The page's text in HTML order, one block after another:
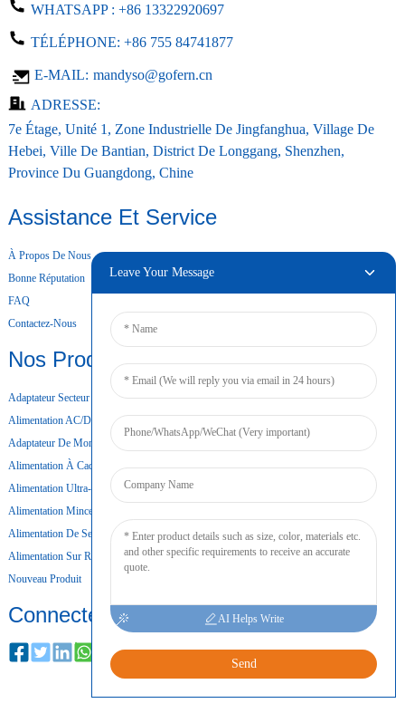
WHATSAPP : +86 13322920697
TÉLÉPHONE: +86 755 84741877
E-MAIL: mandyso@gofern.cn
ADRESSE:
7e Étage, Unité 1, Zone Industrielle De Jingfanghua, Village De
Hebei, Ville De Bantian, District De Longgang, Shenzhen,
Province Du Guangdong, Chine
Assistance Et Service
À Propos De Nous
Bonne Réputation
FAQ
Contactez-Nous
Nos Produits
Adaptateur Secteur De Bureau
Alimentation AC/DC
Adaptateur De Montage Mural
Alimentation À Cadre Ouvert
Alimentation Ultra-Mince
Alimentation Mince
Alimentation De Secours Par Batterie
Alimentation Sur Rail DIN
Nouveau Produit
Connecter
Leave Your Message
AI Helps Write
Send